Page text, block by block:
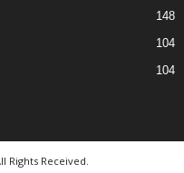
148
104
104
Rights Received.